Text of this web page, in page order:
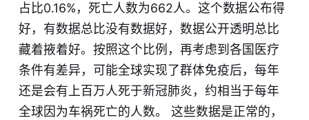
占比0.16%，死亡人数为662人。这个数据公布得
好，有数据总比没有数据好，数据公开透明总比
藏着掖着好。按照这个比例，再考虑到各国医疗
条件有差异，可能全球实现了群体免疫后，每年
还是会有上百万人死于新冠肺炎，约相当于每年
全球因为车祸死亡的人数。 这些数据是正常的，